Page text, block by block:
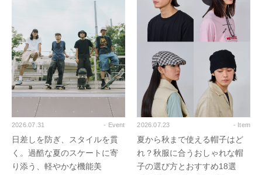
2026.07.31 - Event
日差しを防ぎ、スタイルを貫
く。過酷な夏のスケートに寄
り添う、軽やかな機能美
2026.07.23 - Item
夏から秋まで使える帽子はど
れ？秋服に合うおしゃれな帽
子の選び方とおすすめ18選